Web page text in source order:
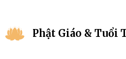
Phật Giáo & Tuổi